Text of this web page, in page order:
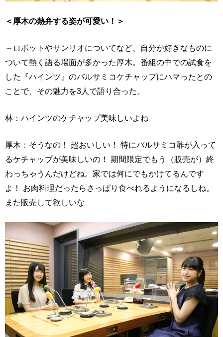
＜厚木の熱弁する姿が可愛い！＞
～ロボットやサンリオについてなど、自分が好きなものに
ついて熱く語る場面が多かった厚木。番組の中での試食を
した『ハインツ』のバルサミコケチャップにハマったとの
ことで、その魅力を3人で語り合った。
林：ハインツのケチャップ美味しいよね
厚木：そうなの！ 超おいしい！ 特にバルサミコ酢が入って
るケチャップが美味しいの！ 期間限定でもう（販売が）終
わっちゃうんだけどね。家では何にでもかけてるんです
よ！ お肉料理だったらさっぱり食べれるようになるしね。
また販売して欲しいな